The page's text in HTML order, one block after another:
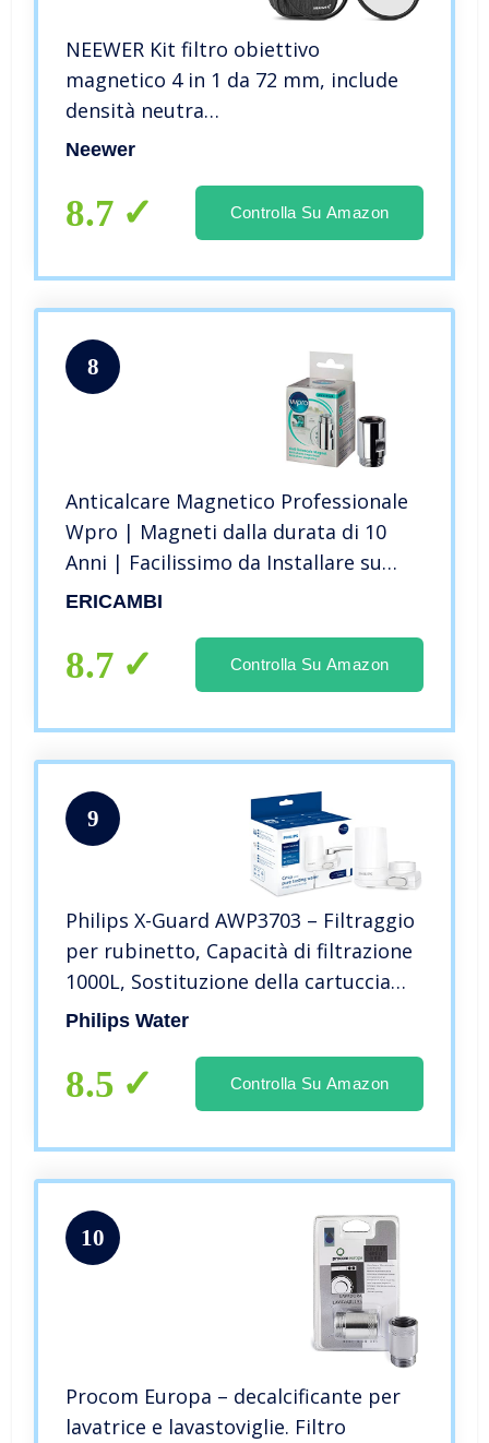
NEEWER Kit filtro obiettivo
magnetico 4 in 1 da 72 mm, include
densità neutra
ND1000+MCUV+CPL+anello
strati resistente ai graffi e custodia
resistente all’acqua
Neewer
8.7 Controlla Su Amazon
8
Anticalcare Magnetico Professionale
Wpro | Magneti dalla durata di 10
Anni | Facilissimo da Installare su
qualsiasi marca di lavatrice,
ERICAMBI
8.7 Controlla Su Amazon
9
Philips X-Guard AWP3703 – Filtraggio
per rubinetto, Capacità di filtrazione
1000L, Sostituzione della cartuccia
del filtro Filtro X- Guard AWP305/
Philips Water
8.5 Controlla Su Amazon
10
Procom Europa – decalcificante per
lavatrice e lavastoviglie. Filtro